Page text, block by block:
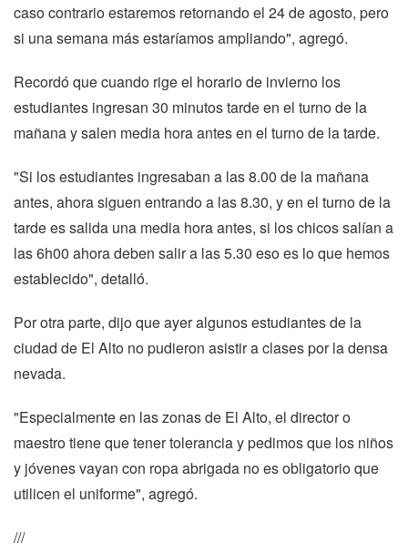
caso contrario estaremos retornando el 24 de agosto, pero
si una semana más estaríamos ampliando", agregó.
Recordó que cuando rige el horario de invierno los
estudiantes ingresan 30 minutos tarde en el turno de la
mañana y salen media hora antes en el turno de la tarde.
"Si los estudiantes ingresaban a las 8.00 de la mañana
antes, ahora siguen entrando a las 8.30, y en el turno de la
tarde es salida una media hora antes, si los chicos salían a
las 6h00 ahora deben salir a las 5.30 eso es lo que hemos
establecido", detalló.
Por otra parte, dijo que ayer algunos estudiantes de la
ciudad de El Alto no pudieron asistir a clases por la densa
nevada.
"Especialmente en las zonas de El Alto, el director o
maestro tiene que tener tolerancia y pedimos que los niños
y jóvenes vayan con ropa abrigada no es obligatorio que
utilicen el uniforme", agregó.
///